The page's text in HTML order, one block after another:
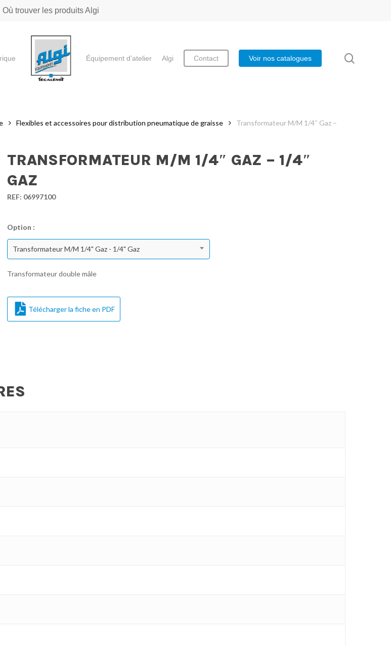
Où trouver les produits Algi
Équipement d’atelier Algi Contact Voir nos catalogues
Flexibles et accessoires pour distribution pneumatique de graisse
Transformateur M/M 1/4″ Gaz –
TRANSFORMATEUR M/M 1/4″ GAZ – 1/4″
GAZ
REF: 06997100
Option :
Transformateur M/M 1/4" Gaz - 1/4" Gaz
Transformateur double mâle
Télécharger la fiche en PDF